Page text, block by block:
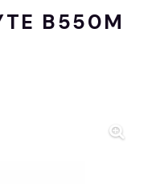
B550M